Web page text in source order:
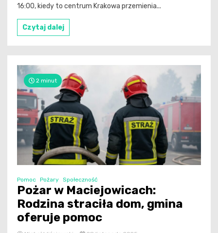
16:00, kiedy to centrum Krakowa przemienia...
Czytaj dalej
2 minut
Pomoc Pożary Społeczność
Pożar w Maciejowicach:
Rodzina straciła dom, gmina
oferuje pomoc